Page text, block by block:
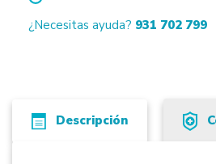
¿Necesitas ayuda? 931 702 799
Descripción